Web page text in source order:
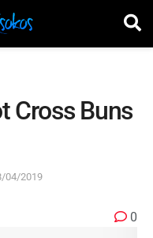
Cross Buns
04/2019
0